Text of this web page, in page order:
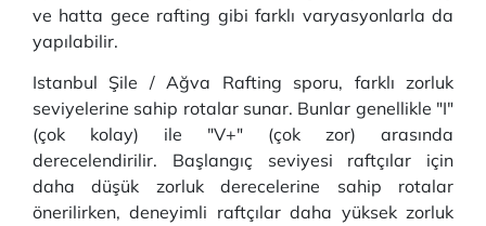
ve hatta gece rafting gibi farklı varyasyonlarla da
yapılabilir.
Istanbul Şile / Ağva Rafting sporu, farklı zorluk
seviyelerine sahip rotalar sunar. Bunlar genellikle "I"
(çok kolay) ile "V+" (çok zor) arasında
derecelendirilir. Başlangıç seviyesi raftçılar için
daha düşük zorluk derecelerine sahip rotalar
önerilirken, deneyimli raftçılar daha yüksek zorluk